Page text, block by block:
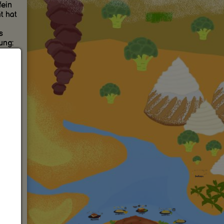
hat